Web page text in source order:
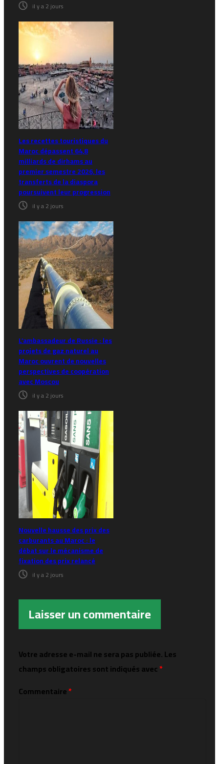
il y a 2 jours
Les recettes touristiques du
Maroc dépassent 64,8
milliards de dirhams au
premier semestre 2026, les
transferts de la diaspora
poursuivent leur progression
il y a 2 jours
L’ambassadeur de Russie : les
projets de gaz naturel au
Maroc ouvrent de nouvelles
perspectives de coopération
avec Moscou
il y a 2 jours
Nouvelle hausse des prix des
carburants au Maroc : le
débat sur le mécanisme de
fixation des prix relancé
il y a 2 jours
Laisser un commentaire
Votre adresse e-mail ne sera pas publiée.Les
champs obligatoires sont indiqués avec*
Commentaire*